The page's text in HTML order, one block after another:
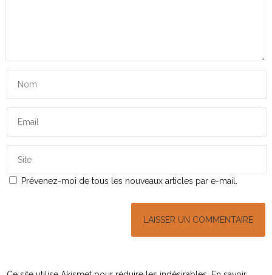
Prévenez-moi de tous les nouveaux articles par e-mail.